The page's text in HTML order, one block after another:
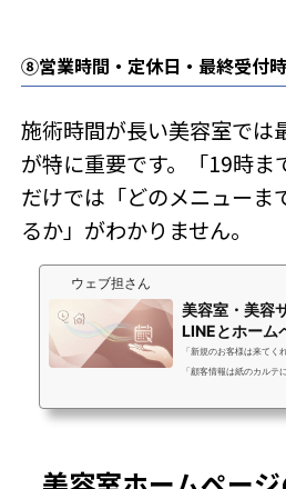
⑧営業時間・定休日・最終受付
施術時間が長い美容室では
が特に重要です。「19時ま
だけでは「どのメニューま
るか」がわかりません。
ウェブ担さん
美容室・美容
LINEとホーム
ーターを増...
「新規のお客様は来てく
「顧客情報は紙のカルテ
い」美容室・美容サロン
お客様に2回目・3回目に